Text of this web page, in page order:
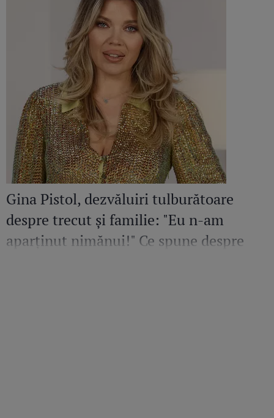
Gina Pistol, dezvăluiri tulburătoare
despre trecut și familie: "Eu n-am
aparținut nimănui!" Ce spune despre